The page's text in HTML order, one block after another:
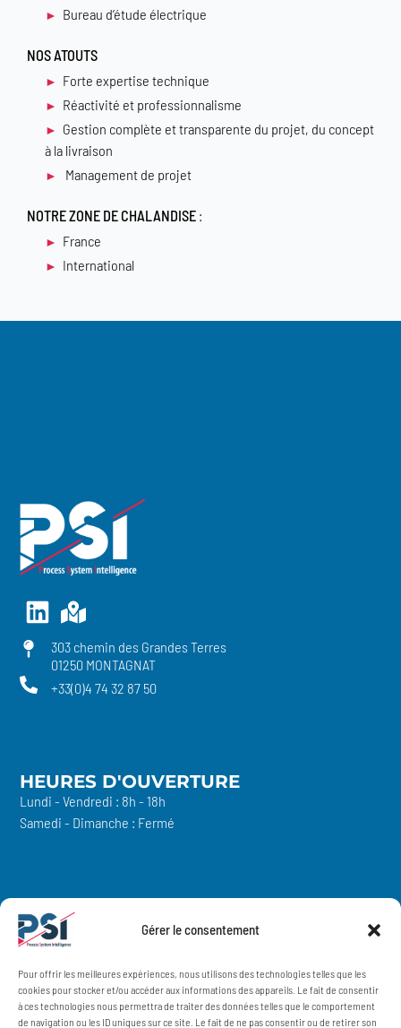
Gérer le consentement
Pour offrir les meilleures expériences, nous utilisons des technologies telles que les
cookies pour stocker et/ou accéder aux informations des appareils. Le fait de consentir
à ces technologies nous permettra de traiter des données telles que le comportement
de navigation ou les ID uniques sur ce site. Le fait de ne pas consentir ou de retirer son
Bureau d’étude électrique
NOS ATOUTS
Forte expertise technique
Réactivité et professionnalisme
Gestion complète et transparente du projet, du concept
à la livraison
Management de projet
NOTRE ZONE DE CHALANDISE :
France
International
Linkedin
Map-
marked-
alt
303 chemin des Grandes Terres
01250 MONTAGNAT
+33(0)4 74 32 87 50
HEURES D'OUVERTURE
Lundi - Vendredi : 8h - 18h
Samedi - Dimanche : Fermé
PS INTELLIGENCE
PS Industrie
PS Ingénierie
PS Innovation
PS Services